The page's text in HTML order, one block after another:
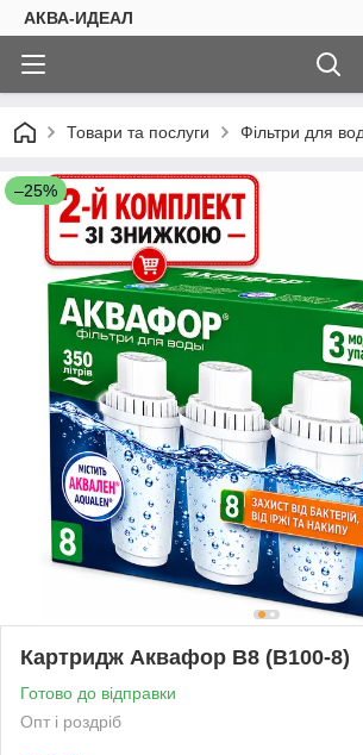
АКВА-ИДЕАЛ
Товари та послуги Фільтри для
–25%
Картридж Аквафор В8 (В100-8)
Готово до відправки
Опт і роздріб